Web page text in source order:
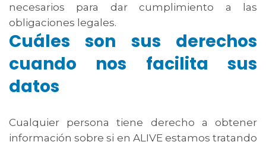
necesarios para dar cumplimiento a las
obligaciones legales.
Cuáles son sus derechos
cuando nos facilita sus
datos
Cualquier persona tiene derecho a obtener
información sobre si en ALIVE estamos tratando